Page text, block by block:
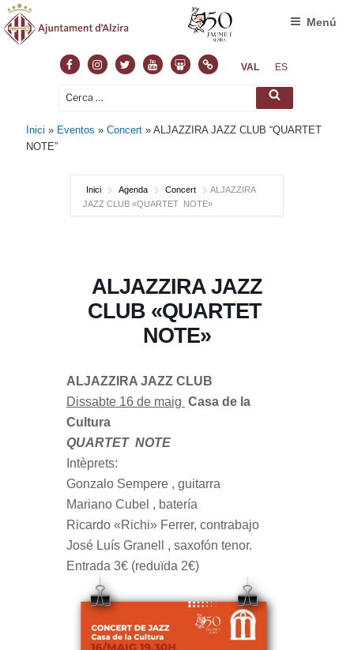
FacebookInstagram
TwitterYoutubeSlideshare
NormasVAL ES
Cerca: Cerca
Menú
Inici » Eventos »Concert »ALJAZZIRA JAZZ CLUB “QUARTET
NOTE”
Inici Agenda Concert
ALJAZZIRA
JAZZ CLUB «QUARTET NOTE»
ALJAZZIRA JAZZ
CLUB «QUARTET
NOTE»
ALJAZZIRA JAZZ CLUB
Dissabte 16 de maig Casa de la
Cultura
QUARTET NOTE
Intèprets:
Gonzalo Sempere , guitarra
Mariano Cubel , batería
Ricardo «Richi» Ferrer, contrabajo
José Luís Granell , saxofón tenor.
Entrada 3€ (reduïda 2€)